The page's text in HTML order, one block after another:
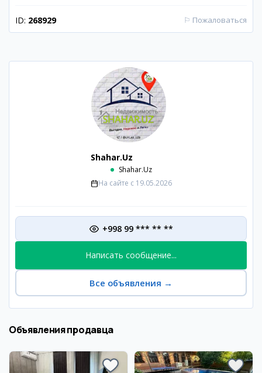
ID: 268929 ⚐ Пожаловаться
Shahar.Uz
Shahar.Uz
На сайте с 19.05.2026
+998 99 *** ** **
Написать сообщение...
Все объявления →
Объявления продавца